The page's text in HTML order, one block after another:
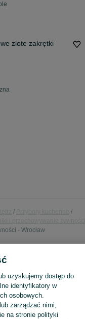
zlote zakrętki
- Wrocław
Zobacz
uzyskujemy dostęp do
identyfikatory w
osobowych.
zarządzać nimi,
na stronie polityki